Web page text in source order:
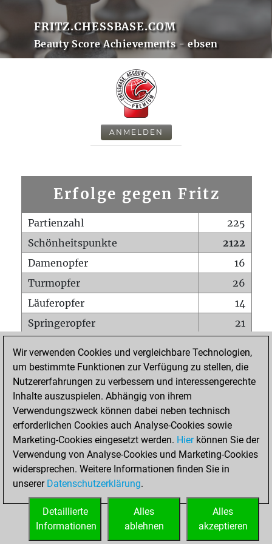
FRITZ.CHESSBASE.COM
Beauty Score Achievements - ebsen
ANMELDEN
Erfolge gegen Fritz
Partienzahl
225
Schönheitspunkte
2122
Damenopfer
16
Turmopfer
26
Läuferopfer
14
Springeropfer
21
Matt auf vollem Brett
0
Bauer setzt Matt
2
Erstickte Matts
Unterverwandlungen
Türme auf der siebten
0
STARTSEITE
Wir verwenden Cookies und vergleichbare Technologien,
um bestimmte Funktionen zur Verfügung zu stellen, die
Nutzererfahrungen zu verbessern und interessengerechte
Inhalte auszuspielen. Abhängig von ihrem
Verwendungszweck können dabei neben technisch
erforderlichen Cookies auch Analyse-Cookies sowie
Marketing-Cookies eingesetzt werden. Hierkönnen Sie der
Verwendung von Analyse-Cookies und Marketing-Cookies
widersprechen. Weitere Informationen finden Sie in
unserer Datenschutzerklärung.
Alles
akzeptieren
Alles
ablehnen
Detaillierte
Informationen